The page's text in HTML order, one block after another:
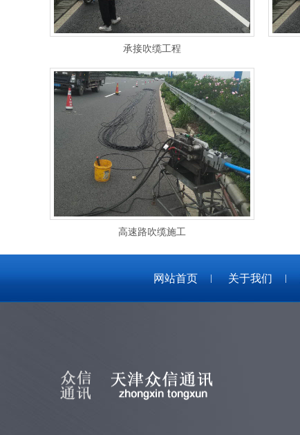
承接吹缆工程
高速路吹缆施工
网站首页 关于我们